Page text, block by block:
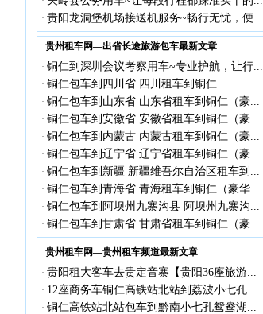
· 贵阳龙洞堡机场接送机服务~畅行无忧，便...
贵州租车网—出省长途旅游包车最新文章
· 铜仁到深圳会议考察用车~专业护航，让行...
· 铜仁包车到四川省 四川租车到铜仁
· 铜仁包车到山东省 山东省租车到铜仁（豪...
· 铜仁包车到安徽省 安徽省租车到铜仁（豪...
· 铜仁包车到内蒙古 内蒙古租车到铜仁（豪...
· 铜仁包车到辽宁省 辽宁省租车到铜仁（豪...
· 铜仁包车到新疆 新疆维吾尔自治区租车到...
· 铜仁包车到青海省 青海租车到铜仁（豪华...
· 铜仁包车到阿坝州九寨沟县 阿坝州九寨沟...
· 铜仁包车到甘肃省 甘肃省租车到铜仁（豪...
贵州租车网—贵州租车频道最新文章
· 贵阳租大客车去贵定音寨【贵阳36座旅游...
· 12座商务车铜仁高铁站北站到荔波小七孔...
· 铜仁高铁站北站包车到黔南小七孔鸳鸯湖...